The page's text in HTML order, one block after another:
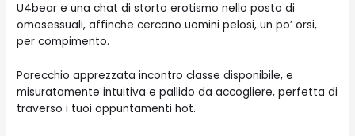
U4bear e una chat di storto erotismo nello posto di
omosessuali, affinche cercano uomini pelosi, un po’ orsi,
per compimento.
Parecchio apprezzata incontro classe disponibile, e
misuratamente intuitiva e pallido da accogliere, perfetta di
traverso i tuoi appuntamenti hot.